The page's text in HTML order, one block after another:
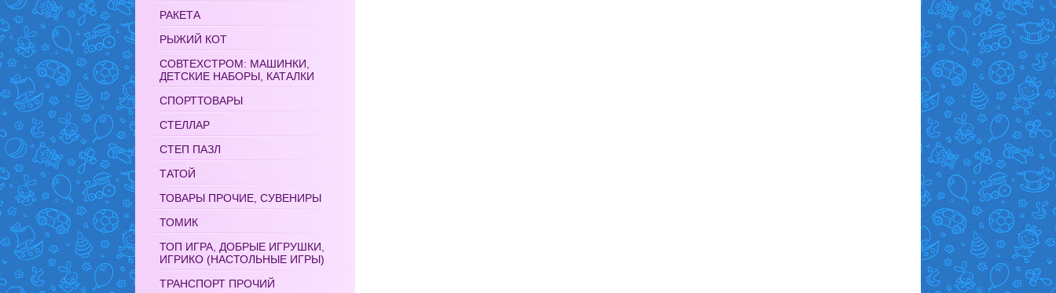
РАКЕТА
РЫЖИЙ КОТ
СОВТЕХСТРОМ: МАШИНКИ,
ДЕТСКИЕ НАБОРЫ, КАТАЛКИ
СПОРТТОВАРЫ
СТЕЛЛАР
СТЕП ПАЗЛ
ТАТОЙ
ТОВАРЫ ПРОЧИЕ, СУВЕНИРЫ
ТОМИК
ТОП ИГРА, ДОБРЫЕ ИГРУШКИ,
ИГРИКО (НАСТОЛЬНЫЕ ИГРЫ)
ТРАНСПОРТ ПРОЧИЙ